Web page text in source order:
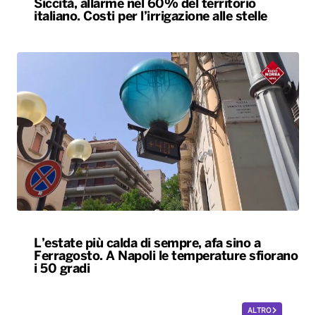
Siccità, allarme nel 60% del territorio
italiano. Costi per l’irrigazione alle stelle
L’estate più calda di sempre, afa sino a
Ferragosto. A Napoli le temperature sfiorano
i 50 gradi
ALTRO